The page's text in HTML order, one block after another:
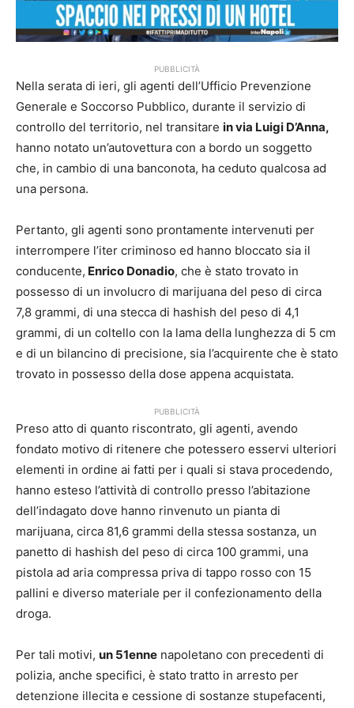
PUBBLICITÀ
Nella serata di ieri, gli agenti dell’Ufficio Prevenzione
Generale e Soccorso Pubblico, durante il servizio di
controllo del territorio, nel transitare in via Luigi D’Anna,
hanno notato un’autovettura con a bordo un soggetto
che, in cambio di una banconota, ha ceduto qualcosa ad
una persona.
Pertanto, gli agenti sono prontamente intervenuti per
interrompere l’iter criminoso ed hanno bloccato sia il
conducente, Enrico Donadio, che è stato trovato in
possesso di un involucro di marijuana del peso di circa
7,8 grammi, di una stecca di hashish del peso di 4,1
grammi, di un coltello con la lama della lunghezza di 5 cm
e di un bilancino di precisione, sia l’acquirente che è stato
trovato in possesso della dose appena acquistata.
PUBBLICITÀ
Preso atto di quanto riscontrato, gli agenti, avendo
fondato motivo di ritenere che potessero esservi ulteriori
elementi in ordine ai fatti per i quali si stava procedendo,
hanno esteso l’attività di controllo presso l’abitazione
dell’indagato dove hanno rinvenuto un pianta di
marijuana, circa 81,6 grammi della stessa sostanza, un
panetto di hashish del peso di circa 100 grammi, una
pistola ad aria compressa priva di tappo rosso con 15
pallini e diverso materiale per il confezionamento della
droga.
Per tali motivi, un 51enne napoletano con precedenti di
polizia, anche specifici, è stato tratto in arresto per
detenzione illecita e cessione di sostanze stupefacenti,